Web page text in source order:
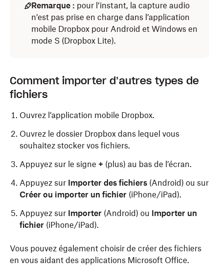
Remarque : pour l’instant, la capture audio
n’est pas prise en charge dans l’application
mobile Dropbox pour Android et Windows en
mode S (Dropbox Lite).
Comment importer d’autres types de
fichiers
Ouvrez l’application mobile Dropbox.
Ouvrez le dossier Dropbox dans lequel vous
souhaitez stocker vos fichiers.
Appuyez sur le signe + (plus) au bas de l’écran.
Appuyez sur Importer des fichiers (Android) ou sur
Créer ou importer un fichier (iPhone/iPad).
Appuyez sur Importer (Android) ou Importer un
fichier (iPhone/iPad).
Vous pouvez également choisir de créer des fichiers
en vous aidant des applications Microsoft Office.